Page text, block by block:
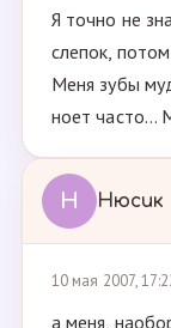
Я точно не
слепок,
Меня зубы
ноет часто...
Н Нюсик
10 мая 2007,
а меня,